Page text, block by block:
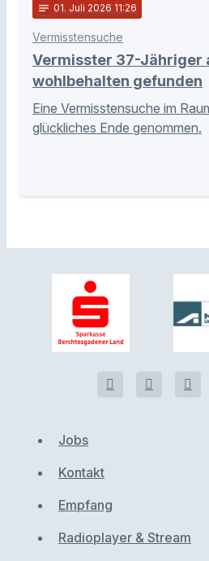
notes 01. Juli 2026 11:26
Vermisstensuche
Vermisster 37-Jähriger
wohlbehalten gefunden
Eine Vermisstensuche im
glückliches Ende genommen.
Jobs
Kontakt
Empfang
Radioplayer & Stream